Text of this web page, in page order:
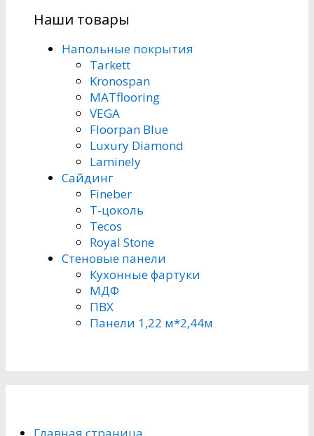
Наши товары
Напольные покрытия
Tarkett
Kronospan
MATflooring
VEGA
Floorpan Blue
Luxury Diamond
Laminely
Сайдинг
Fineber
Т-цоколь
Tecos
Royal Stone
Стеновые панели
Кухонные фартуки
МДФ
ПВХ
Панели 1,22 м*2,44м
Главная страница